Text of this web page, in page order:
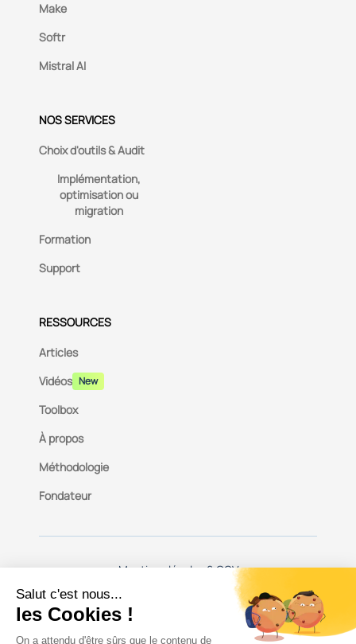
Make
Softr
Mistral AI
NOS SERVICES
Choix d'outils & Audit
Implémentation,
optimisation ou
migration
Formation
Support
RESSOURCES
Articles
Vidéos New
Toolbox
À propos
Méthodologie
Fondateur
© 2026, Impli - Tous droits réservés
Mentions légales & CGV